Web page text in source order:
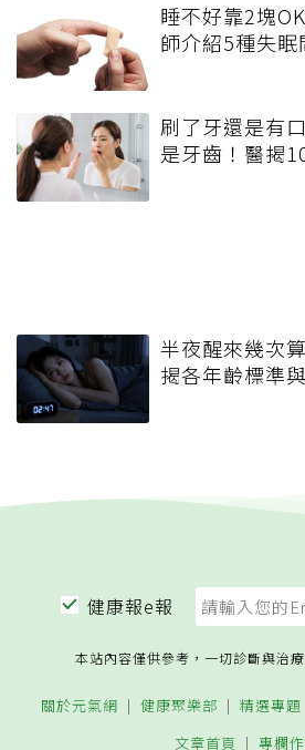
睡不好靠2塊
師介紹5種失
刷了牙還是有
是牙齒！醫揭
半夜醒來幾次
揭各年齡標準
健康報e報
本站內容僅供參考，一切診斷與治
關於元氣網 健康聚樂部 精選專題
文章首頁
專欄